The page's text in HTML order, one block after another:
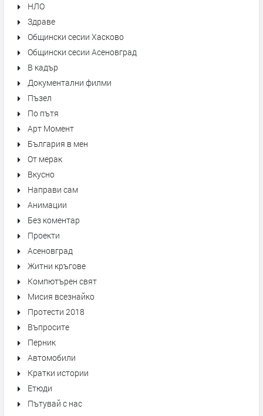
НЛО
Здраве
Общински сесии Хасково
Общински сесии Асеновград
В кадър
Документални филми
Пъзел
По пътя
Арт Момент
България в мен
От мерак
Вкусно
Направи сам
Анимации
Без коментар
Проекти
Асеновград
Житни кръгове
Компютърен свят
Мисия всезнайко
Протести 2018
Въпросите
Перник
Автомобили
Кратки истории
Етюди
Пътувай с нас